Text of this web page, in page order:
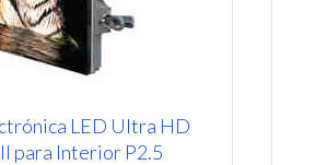
LED Ultra HD
para Interior P2.5